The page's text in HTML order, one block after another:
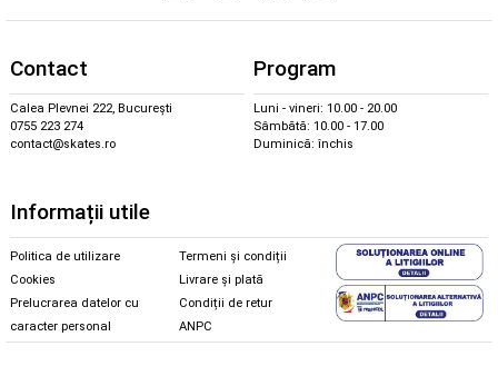
Contact
Calea Plevnei 222, București
0755 223 274
contact@skates.ro
Program
Luni - vineri: 10.00 - 20.00
Sâmbătă: 10.00 - 17.00
Duminică: închis
Informații utile
Politica de utilizare
Cookies
Prelucrarea datelor cu
caracter personal
Termeni și condiții
Livrare și plată
Condiții de retur
ANPC